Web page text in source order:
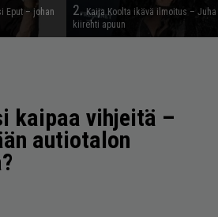
Eput – johan
2. Kaija Koolta ikävä ilmoitus – Juha
kiirehti apuun
kaipaa vihjeitä –
autiotalon